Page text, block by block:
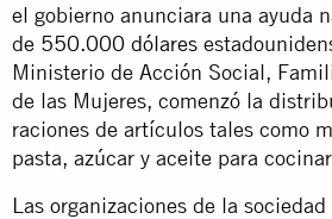
el gobierno anunciara una ayuda
de 550.000 dólares
Ministerio de Acción Social,
de las Mujeres, comenzó la
raciones de artículos tales como
pasta, azúcar y aceite para
Las organizaciones de la